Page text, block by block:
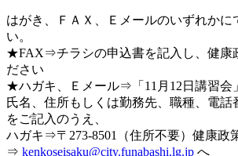
はがき、ＦＡＸ、Ｅメールのいずれかに
い。
★FAX⇒チラシの申込書を記入し、健康
ださい
★ハガキ、Ｅメール⇒「11月12日講習会
氏名、住所もしくは勤務先、職種、電話
をご記入のうえ、
ハガキ⇒〒273-8501（住所不要）健康
⇒ kenkoseisaku@city.funabashi.lg.jp へ